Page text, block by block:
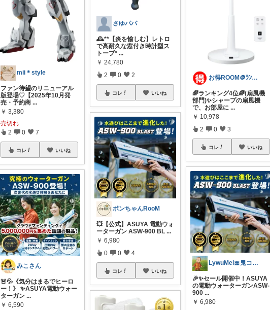
mii＊style
ファン待望のリニューアル
版登場♡【2025年10月発
売・予約商 ...
￥ 3,380
売切れ
2 0 7
コレ いいね
みこさん
🚨💦《気分はまるでヒーロ
ー！》 ✨ASUYA電動ウォー
ターガン ...
￥ 6,590
さゆパパ
​🕰️**【炎を愉しむ】レトロ
で高耐久な窓付き時計型ス
トーブ* ...
￥ 24,780
2 0 2
コレ いいね
ボンちゃんRooM
💥【公式】ASUYA 電動ウォ
ーターガン ASW-900 BL ...
￥ 6,980
0 0 4
コレ いいね
お得ROOM🪙ﾗﾝｷﾝｸﾞ上位のご紹介
🌈ランキング4位🌈(扇風機
部門)✨シャープの扇風機
で、お部屋に ...
￥ 10,978
2 0 3
コレ いいね
LywuMei🎀鬼コレ踏ん張り中💖
🎉✨セール開催中！ASUYA
の電動ウォーターガンASW-
900 ...
￥ 6,980